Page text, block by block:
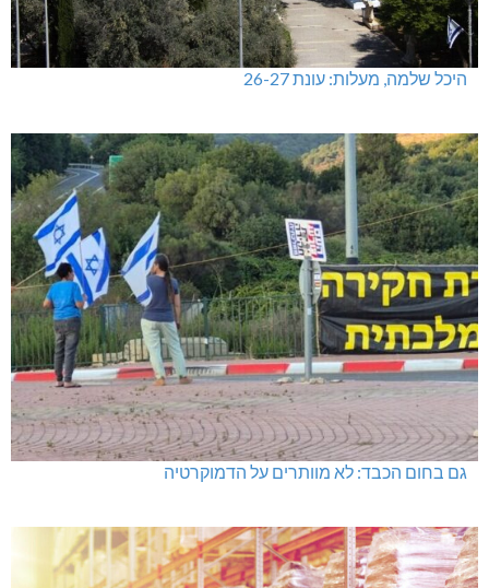
היכל שלמה, מעלות: עונת 26-27
גם בחום הכבד: לא מוותרים על הדמוקרטיה